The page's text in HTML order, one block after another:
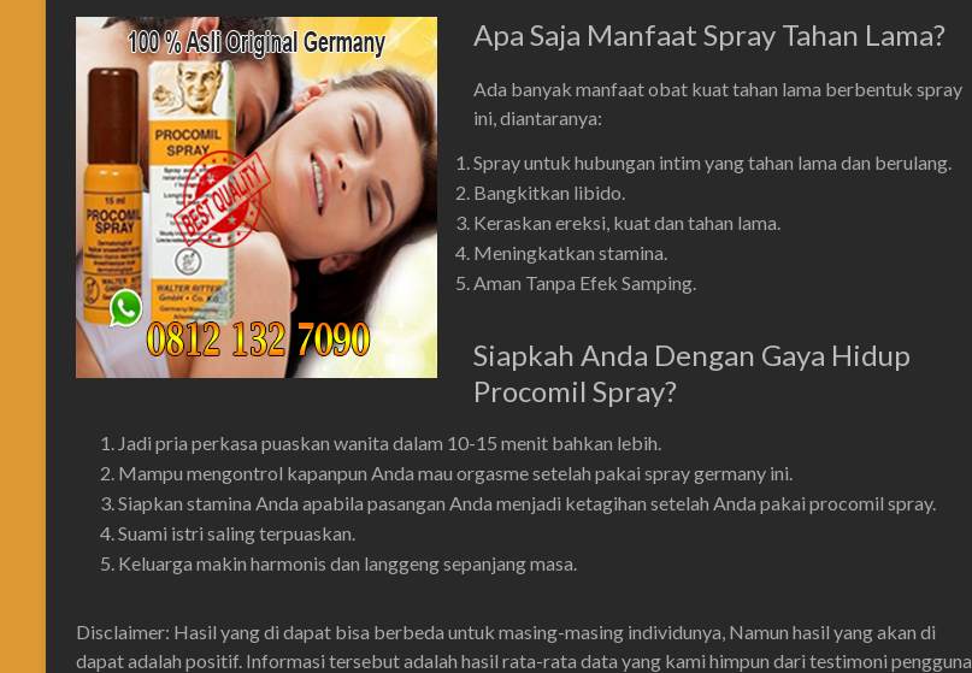
Apa Saja Manfaat Spray Tahan Lama?
Ada banyak manfaat obat kuat tahan lama berbentuk spray
ini, diantaranya:
Spray untuk hubungan intim yang tahan lama dan berulang.
Bangkitkan libido.
Keraskan ereksi, kuat dan tahan lama.
Meningkatkan stamina.
Aman Tanpa Efek Samping.
Siapkah Anda Dengan Gaya Hidup
Procomil Spray?
Jadi pria perkasa puaskan wanita dalam 10-15 menit bahkan lebih.
Mampu mengontrol kapanpun Anda mau orgasme setelah pakai spray germany ini.
Siapkan stamina Anda apabila pasangan Anda menjadi ketagihan setelah Anda pakai procomil spray.
Suami istri saling terpuaskan.
Keluarga makin harmonis dan langgeng sepanjang masa.
Disclaimer: Hasil yang di dapat bisa berbeda untuk masing-masing individunya, Namun hasil yang akan di
dapat adalah positif. Informasi tersebut adalah hasil rata-rata data yang kami himpun dari testimoni pengguna